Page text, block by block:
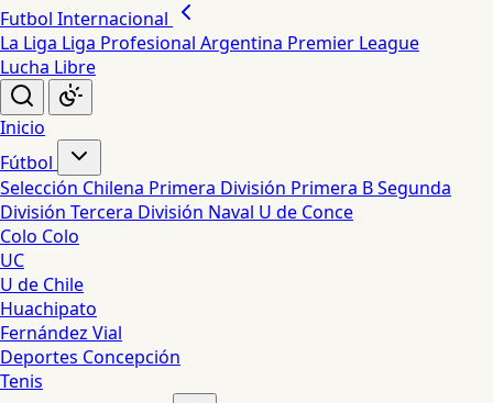
Futbol Internacional
La Liga Liga Profesional Argentina Premier League
Lucha Libre
Inicio
Fútbol
Selección Chilena Primera División Primera BSegunda
División Tercera División Naval U de Conce
Colo Colo
UC
U de Chile
Huachipato
Fernández Vial
Deportes Concepción
Tenis